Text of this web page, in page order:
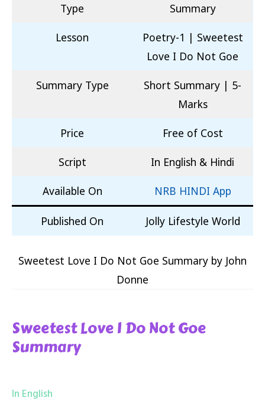
Type Summary
Lesson
Poetry-1 | Sweetest
Love I Do Not Goe
Summary Type
Short Summary | 5-
Marks
Price Free of Cost
Script In English & Hindi
Available On NRB HINDI App
Published On Jolly Lifestyle World
Sweetest Love I Do Not Goe Summary by John
Donne
Sweetest Love I Do Not Goe
Summary
In English